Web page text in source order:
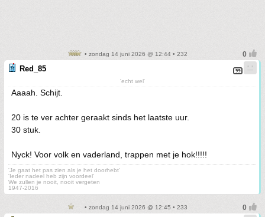
• zondag 14 juni 2026 @ 12:44 • 232
Red_85
'echt wel'
Aaaah. Schijt.
20 is te ver achter geraakt sinds het laatste uur.
30 stuk.
Nyck! Voor volk en vaderland, trappen met je hok!!!!!
'Je gaat het pas zien als je het doorhebt'
'Ieder nadeel heb zijn voordeel'
We zullen je nooit, nooit vergeten
1947-2016
• zondag 14 juni 2026 @ 12:45 • 233